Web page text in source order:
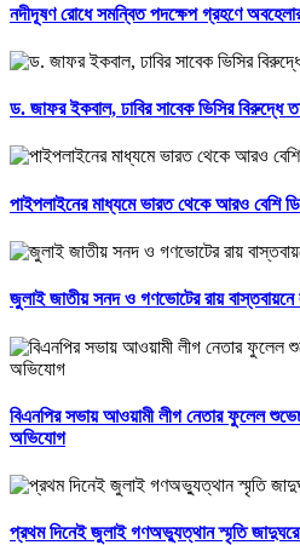
নদীদূষণ রোধে সমন্বিত পদক্ষেপ গ্রহণে
ড. জাফর ইকবাল, ঢাবির সাবেক ভিসির বিরুদ্ধে
পাইপলাইনের মাধ্যমে ভারত থেকে আরও বেশি
জুলাই জাতীয় সনদ ও গণভোটের রায় বাস্তবায়নে
বিএনপির সভায় আওয়ামী লীগ নেতার ফুলেল
অভিযোগ
প্রথম দিনেই জুলাই গণঅভ্যুত্থান স্মৃতি